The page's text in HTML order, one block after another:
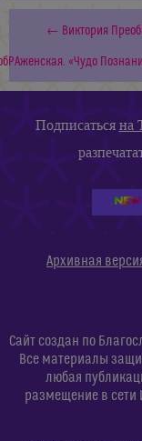
← Виктория
«Чудо
Подписатьсяна
Архивная
Сайт создан по
Все материалы
любая
размещение в сети